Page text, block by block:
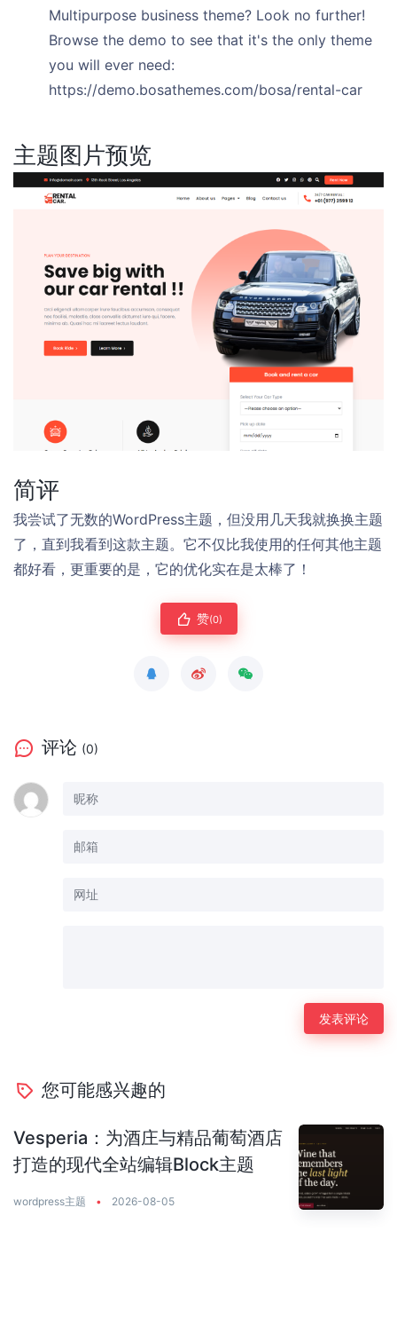
Multipurpose business theme? Look no further!
Browse the demo to see that it's the only theme
you will ever need:
https://demo.bosathemes.com/bosa/rental-car
主题图片预览
简评
我尝试了无数的WordPress主题，但没用几天我就换换主题
了，直到我看到这款主题。它不仅比我使用的任何其他主题
都好看，更重要的是，它的优化实在是太棒了！
赞(0)
评论 (0)
您可能感兴趣的
Vesperia：为酒庄与精品葡萄酒店
打造的现代全站编辑Block主题
wordpress主题 • 2026-08-05